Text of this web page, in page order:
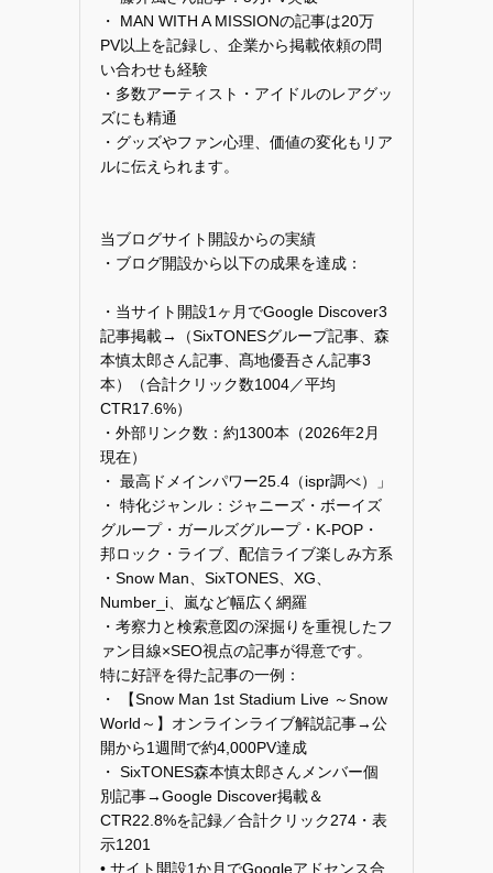
・ MAN WITH A MISSIONの記事は20万
PV以上を記録し、企業から掲載依頼の問
い合わせも経験
・多数アーティスト・アイドルのレアグッ
ズにも精通
・グッズやファン心理、価値の変化もリア
ルに伝えられます。
当ブログサイト開設からの実績
・ブログ開設から以下の成果を達成：
・当サイト開設1ヶ月でGoogle Discover3
記事掲載→（SixTONESグループ記事、森
本慎太郎さん記事、髙地優吾さん記事3
本）（合計クリック数1004／平均
CTR17.6%）
・外部リンク数：約1300本（2026年2月
現在）
・ 最高ドメインパワー25.4（ispr調べ）」
・ 特化ジャンル：ジャニーズ・ボーイズ
グループ・ガールズグループ・K-POP・
邦ロック・ライブ、配信ライブ楽しみ方系
・Snow Man、SixTONES、XG、
Number_i、嵐など幅広く網羅
・考察力と検索意図の深掘りを重視したフ
ァン目線×SEO視点の記事が得意です。
特に好評を得た記事の一例：
・ 【Snow Man 1st Stadium Live ～Snow
World～】オンラインライブ解説記事→公
開から1週間で約4,000PV達成
・ SixTONES森本慎太郎さんメンバー個
別記事→Google Discover掲載＆
CTR22.8%を記録／合計クリック274・表
示1201
• サイト開設1か月でGoogleアドセンス合